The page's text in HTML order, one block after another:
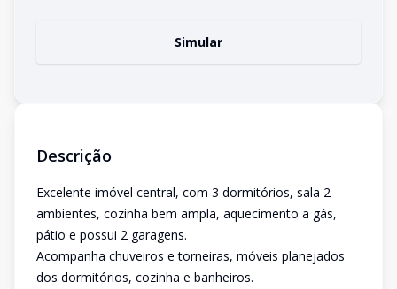
Simular
Descrição
Excelente imóvel central, com 3 dormitórios, sala 2
ambientes, cozinha bem ampla, aquecimento a gás,
pátio e possui 2 garagens.
Acompanha chuveiros e torneiras, móveis planejados
dos dormitórios, cozinha e banheiros.